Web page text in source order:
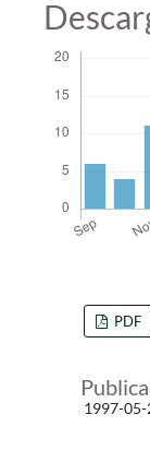
PDF
1997-05-